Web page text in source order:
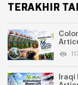
TERAKHIR
Iraqi